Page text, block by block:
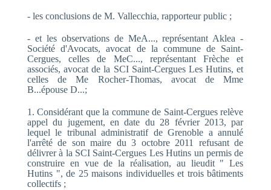
- les conclusions de M. Vallecchia, rapporteur public ;
- et les observations de MeA..., représentant Aklea -
Société d'Avocats, avocat de la commune de Saint-
Cergues, celles de MeC..., représentant Frèche et
associés, avocat de la SCI Saint-Cergues Les Hutins, et
celles de Me Rocher-Thomas, avocat de Mme
B...épouse D...;
1. Considérant que la commune de Saint-Cergues relève
appel du jugement, en date du 28 février 2013, par
lequel le tribunal administratif de Grenoble a annulé
l'arrêté de son maire du 3 octobre 2011 refusant de
délivrer à la SCI Saint-Cergues Les Hutins un permis de
construire en vue de la réalisation, au lieudit " Les
Hutins ", de 25 maisons individuelles et trois bâtiments
collectifs ;